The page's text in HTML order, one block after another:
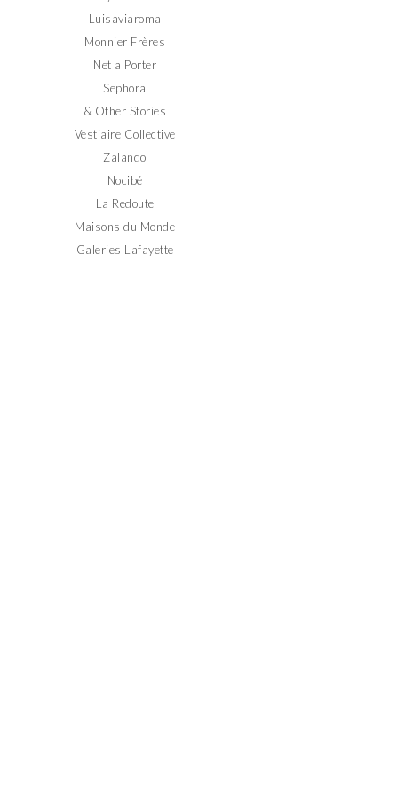
Luisaviaroma
Monnier Frères
Net a Porter
Sephora
& Other Stories
Vestiaire Collective
Zalando
Nocibé
La Redoute
Maisons du Monde
Galeries Lafayette